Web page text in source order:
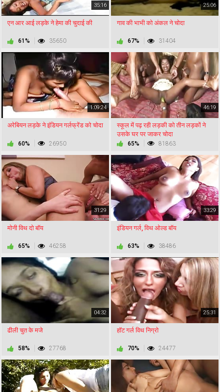
35:16
एन आर आई लड़के ने हेमा की चुदाई की
61% 35650
25:06
गाव की भाभी को अंकल ने चोदा
67% 31404
1:09:24
अरेबियन लड़के ने इंडियन गर्लफ्रेंड को चोदा
60% 26950
46:19
स्कूल में पढ़ रही लड़की को तीन लड़कों ने
उसके घर पर जाकर चोदा
65% 81863
31:29
मोनी विथ दो बॉय
65% 46258
33:29
इंडियन गर्ल, विथ ओल्ड बॉय
63% 38486
04:32
ढीली चुत के मजे
58% 27768
25:31
हॉट गर्ल विथ निग्रो
70% 24477